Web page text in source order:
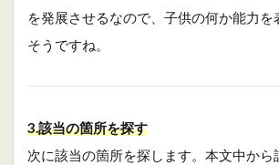
を発展させるなので、子供の何か能力を
そうですね。
3.該当の箇所を探す
次に該当の箇所を探します。本文中から